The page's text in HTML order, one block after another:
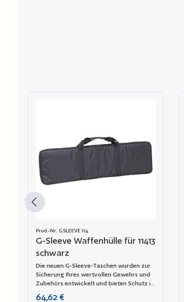
Prod.-Nr.: GSLEEVE 114
G-Sleeve Waffenhülle für 11413
schwarz
Die neuen G-Sleeve-Taschen wurden zur
Sicherung Ihres wertvollen Gewehrs und
Zubehörs entwickelt und bieten Schutz in
Regulärer Preis:
64,62 €